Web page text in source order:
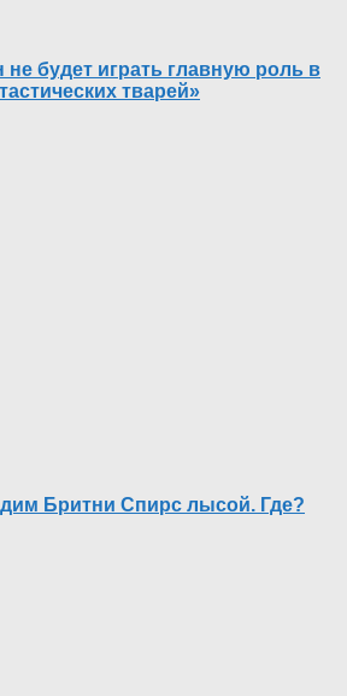
будет играть главную роль в
тварей»
Бритни Спирс лысой. Где?